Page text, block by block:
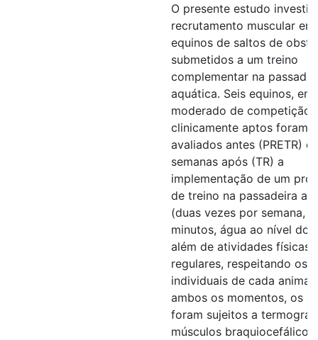
O presente estudo
recrutamento muscular em
equinos de saltos de
submetidos a um treino
complementar na
aquática. Seis equinos, em
moderado de competição,
clinicamente aptos foram
avaliados antes (PRETR) e
semanas após (TR) a
implementação de um
de treino na passadeira
(duas vezes por semana,
minutos, água ao nível do
além de atividades físicas
regulares, respeitando os
individuais de cada animal.
ambos os momentos, os
foram sujeitos a
músculos braquiocefálico,